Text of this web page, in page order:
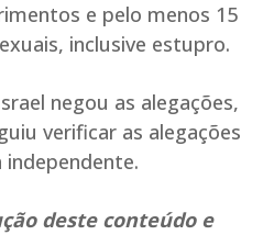
e pelo menos 15
inclusive estupro.
negou as alegações,
verificar as alegações
deste conteúdo e